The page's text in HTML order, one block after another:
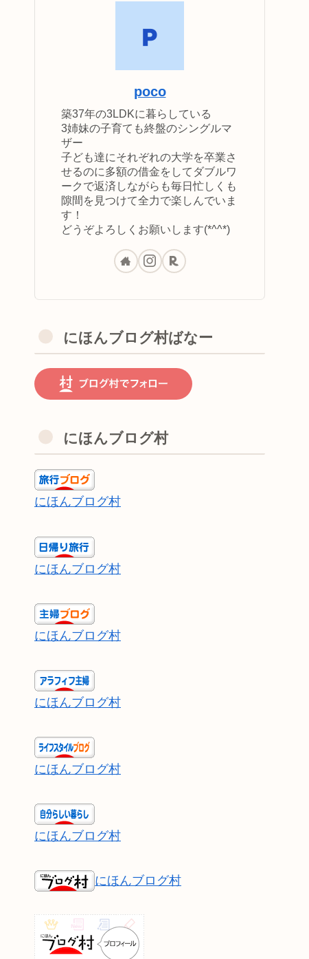
poco
築37年の3LDKに暮らしている
3姉妹の子育ても終盤のシングルマ
ザー
子ども達にそれぞれの大学を卒業さ
せるのに多額の借金をしてダブルワ
ークで返済しながらも毎日忙しくも
隙間を見つけて全力で楽しんでいま
す！
どうぞよろしくお願いします(*^^*)
にほんブログ村ばなー
にほんブログ村
にほんブログ村
にほんブログ村
にほんブログ村
にほんブログ村
にほんブログ村
にほんブログ村
にほんブログ村